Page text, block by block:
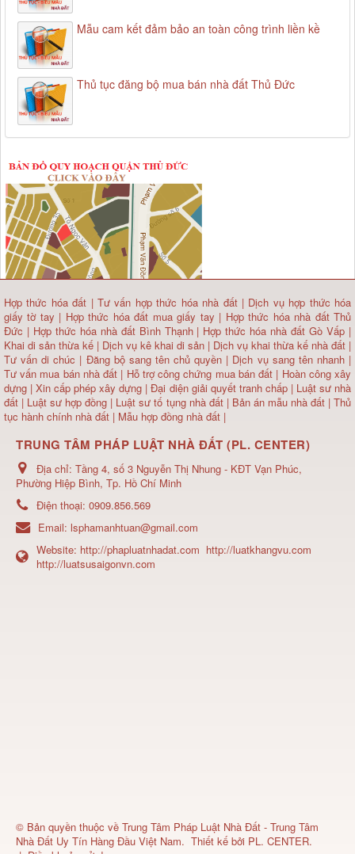
Mẫu cam kết đảm bảo an toàn công trình liền kề
Thủ tục đăng bộ mua bán nhà đất Thủ Đức
Hợp thức hóa đất |Tư vấn hợp thức hóa nhà đất| Dịch vụ hợp thức hóa
giấy tờ tay | Hợp thức hóa đất mua giấy tay | Hợp thức hóa nhà đất Thủ
Đức | Hợp thức hóa nhà đất Bình Thạnh | Hợp thức hóa nhà đất Gò Vấp |
Khai di sản thừa kế | Dịch vụ kê khai di sản | Dịch vụ khai thừa kế nhà đất |
Tư vấn di chúc | Đăng bộ sang tên chủ quyền | Dịch vụ sang tên nhanh |
Tư vấn mua bán nhà đất | Hỗ trợ công chứng mua bán đất | Hoàn công xây
dựng | Xin cấp phép xây dựng |Đại diện giải quyết tranh chấp | Luật sư nhà
đất | Luật sư hợp đồng | Luật sư tố tụng nhà đất | Bản án mẫu nhà đất|Thủ
tục hành chính nhà đất | Mẫu hợp đồng nhà đất |
TRUNG TÂM PHÁP LUẬT NHÀ ĐẤT (PL. CENTER)
Địa chỉ: Tầng 4, số 3 Nguyễn Thị Nhung - KĐT Vạn Phúc,
Phường Hiệp Bình, Tp. Hồ Chí Minh
Điện thoại: 0909.856.569
Email: lsphamanhtuan@gmail.com
Website: http://phapluatnhadat.com http://luatkhangvu.com
http://luatsusaigonvn.com
© Bản quyền thuộc về Trung Tâm Pháp Luật Nhà Đất - Trung Tâm
Nhà Đất Uy Tín Hàng Đầu Việt Nam. Thiết kế bởi PL. CENTER.